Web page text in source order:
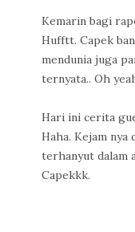
Kemarin bagi
Hufftt. Capek
mendunia juga
ternyata.. Oh
Hari ini cerita
Haha. Kejam nya
terhanyut dalam
Capekkk.